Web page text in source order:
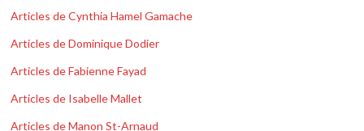
Articles de Cynthia Hamel Gamache
Articles de Dominique Dodier
Articles de Fabienne Fayad
Articles de Isabelle Mallet
Articles de Manon St-Arnaud